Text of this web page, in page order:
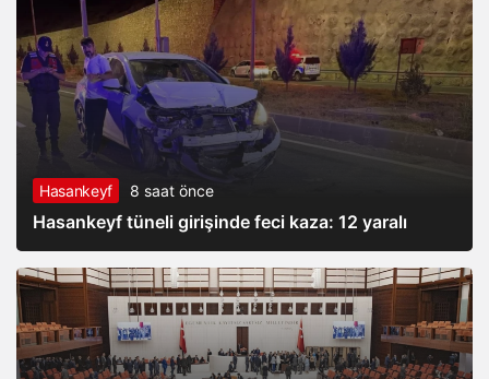
Hasankeyf 8 saat önce
Hasankeyf tüneli girişinde feci kaza: 12 yaralı